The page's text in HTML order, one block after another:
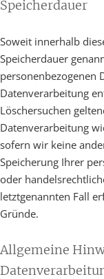
Speicherdauer
Soweit innerhalb
Speicherdauer
personenbezogenen
Datenverarbeitung
Löschersuchen
Datenverarbeitung
sofern wir keine
Speicherung Ihrer
oder
letztgenannten Fall
Gründe.
Allgemeine